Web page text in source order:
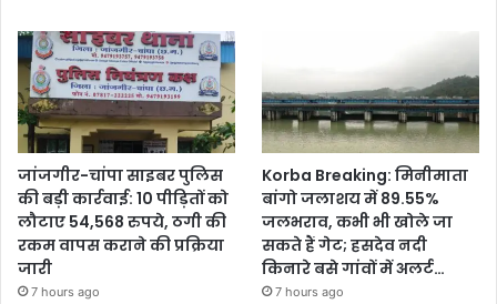
जांजगीर-चांपा साइबर पुलिस
की बड़ी कार्रवाई: 10 पीड़ितों को
लौटाए 54,568 रुपये, ठगी की
रकम वापस कराने की प्रक्रिया
जारी
7 hours ago
Korba Breaking: मिनीमाता
बांगो जलाशय में 89.55%
जलभराव, कभी भी खोले जा
सकते हैं गेट; हसदेव नदी
किनारे बसे गांवों में अलर्ट…
7 hours ago